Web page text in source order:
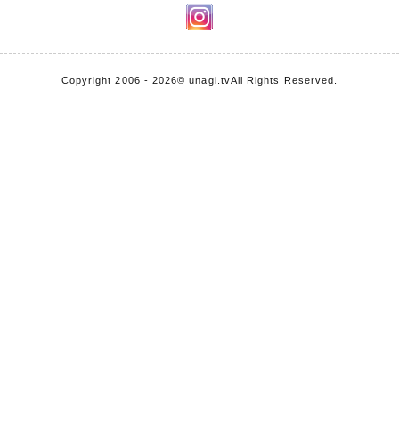
Copyright 2006 - 2026© unagi.tvAll Rights Reserved.